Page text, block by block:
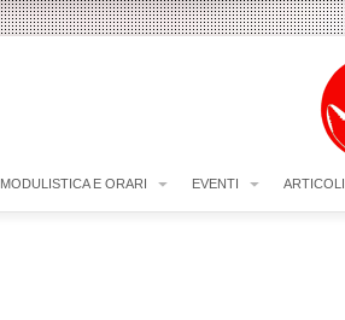
MODULISTICA E ORARI EVENTI ARTICOLI